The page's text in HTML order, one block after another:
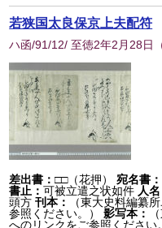
若狭国太良保京上夫配符
ハ函/91/12/ 至徳2年2月28日
差出書：□□（花押） 宛名書：
書止：可被立遣之状如件 人
頭方 刊本：
（東大史料編纂
参照ください。）
影写本：
へのリンクをご参照ください